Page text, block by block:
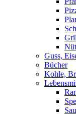
Guss,
Bücher
Kohle,